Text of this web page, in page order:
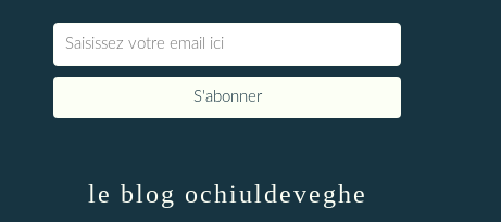
le blog ochiuldeveghe